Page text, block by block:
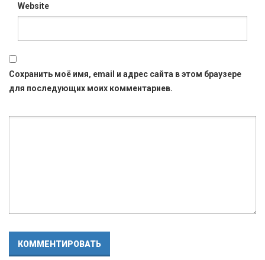
Website
Сохранить моё имя, email и адрес сайта в этом браузере
для последующих моих комментариев.